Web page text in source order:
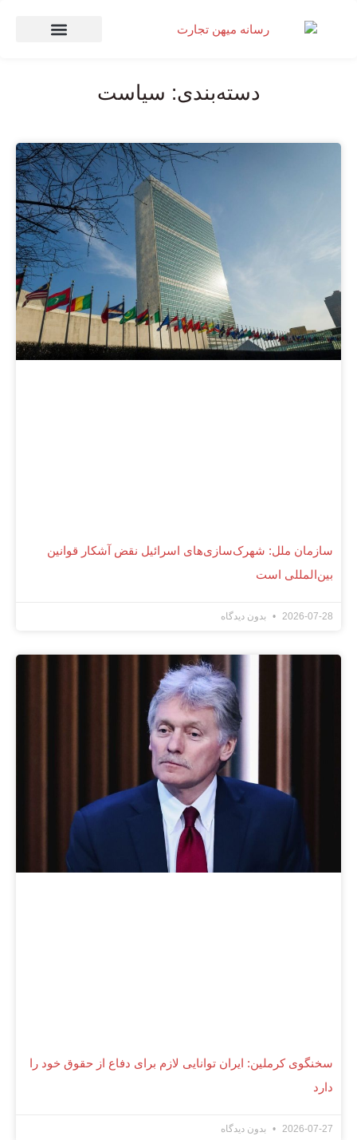
دسته‌بندی: سیاست
سازمان ملل: شهرک‌سازی‌های اسرائیل نقض آشکار قوانین
بین‌المللی است
2026-07-28 بدون دیدگاه
سخنگوی کرملین: ایران توانایی لازم برای دفاع از حقوق خود را
دارد
2026-07-27 بدون دیدگاه